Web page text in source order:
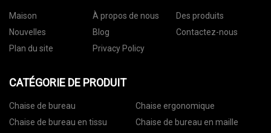
Maison À propos de nous
Des produits
Nouvelles
Blog
Contactez-nous
Plan du site
Privacy Policy
CATÉGORIE DE PRODUIT
Chaise de bureau
Chaise ergonomique
Chaise de bureau en tissu
Chaise de bureau en maille